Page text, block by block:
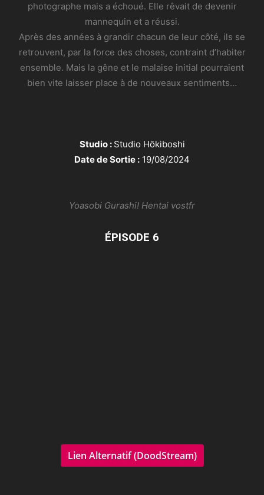
photographe mais a échoué. Elle rêvait de devenir
mannequin et a réussi.
Après des années à grandir chacun de leur côté, ils se
retrouvent, par la force des choses, contraint d’habiter
ensemble. Mais la gêne et le malaise initial pourraient
bien vite laisser place à de nouveaux sentiments…
Studio : Studio Hōkiboshi
Date de Sortie : 19/08/2024
Yoasobi Gurashi! Hentai vostfr
ÉPISODE 6
Lien Alternatif (DoodStream)